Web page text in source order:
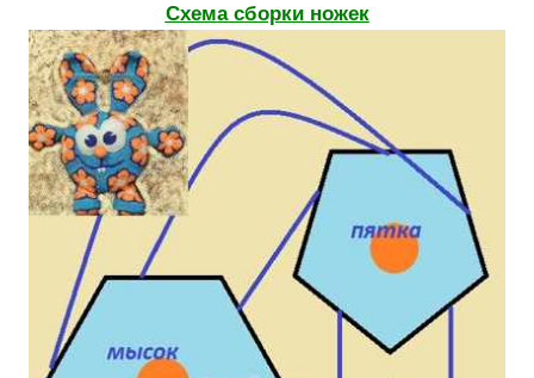
Схема сборки ножек